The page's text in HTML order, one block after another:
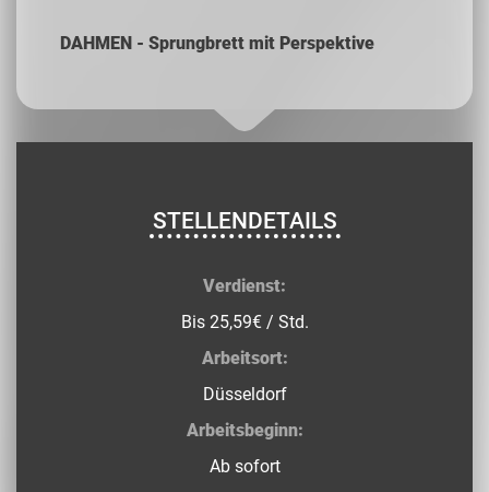
DAHMEN - Sprungbrett mit Perspektive
STELLENDETAILS
Verdienst:
Bis 25,59€ / Std.
Arbeitsort:
Düsseldorf
Arbeitsbeginn:
Ab sofort